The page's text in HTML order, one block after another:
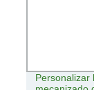
Personalizar